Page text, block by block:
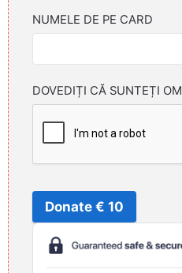
NUMELE DE PE CARD
DOVEDIȚI CĂ SUNTEȚI OM
Donate € 10